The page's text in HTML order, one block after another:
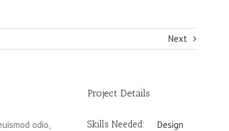
Next
odio,
Project Details
Skills Needed: Design